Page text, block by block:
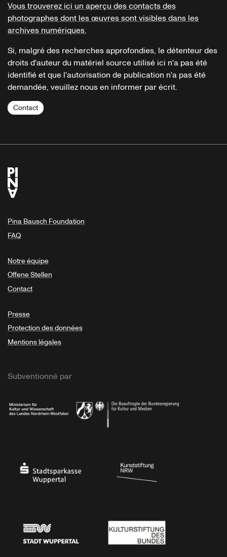
Vous trouverez ici un aperçu des contacts des
photographes dont les œuvres sont visibles dans les
archives numériques.
Si, malgré des recherches approfondies, le détenteur des
droits d'auteur du matériel source utilisé ici n'a pas été
identifié et que l'autorisation de publication n'a pas été
demandée, veuillez nous en informer par écrit.
Contact
Pina Bausch Foundation
FAQ
Notre équipe
Offene Stellen
Contact
Presse
Protection des données
Mentions légales
Subventionné par